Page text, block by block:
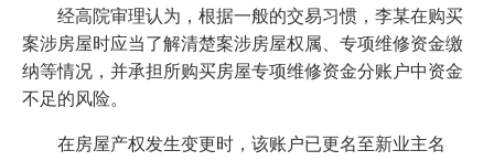
经高院审理认为，根据一般的交易习惯，李某在购买
案涉房屋时应当了解清楚案涉房屋权属、专项维修资金缴
纳等情况，并承担所购买房屋专项维修资金分账户中资金
不足的风险。
在房屋产权发生变更时，该账户已更名至新业主名